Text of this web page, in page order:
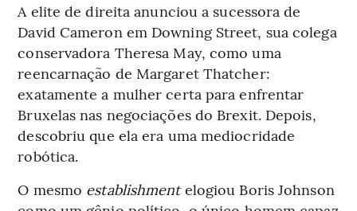
A elite de direita anunciou a sucessora de
David Cameron em Downing Street, sua colega
conservadora Theresa May, como uma
reencarnação de Margaret Thatcher:
exatamente a mulher certa para enfrentar
Bruxelas nas negociações do Brexit. Depois,
descobriu que ela era uma mediocridade
robótica.
O mesmo establishmentelogiou Boris Johnson